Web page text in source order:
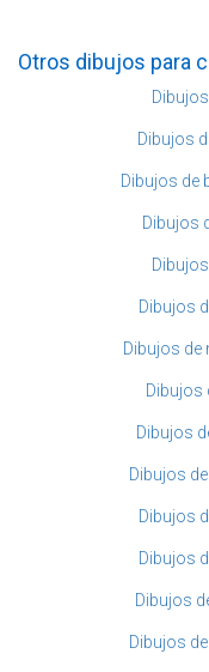
Otros dibujos para
Dibujos
Dibujos de
Dibujos
Dibujos
Dibujos
Dibujos
Dibujos
Dibujos
Dibujos
Dibujos
Dibujos
Dibujos